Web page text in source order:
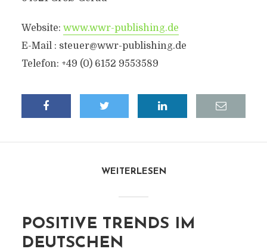
Website: www.wwr-publishing.de
E-Mail : steuer@wwr-publishing.de
Telefon: +49 (0) 6152 9553589
WEITERLESEN
POSITIVE TRENDS IM
DEUTSCHEN